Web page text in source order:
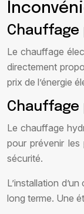
Le chauffage
directement
prix de l’énergie
Chauffage
Le chauffage
pour prévenir les
sécurité.
L’installation
long terme. Une